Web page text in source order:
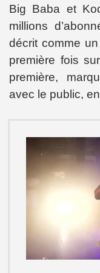
Big Baba et
millions
décrit comme
première fois
première,
avec le public,